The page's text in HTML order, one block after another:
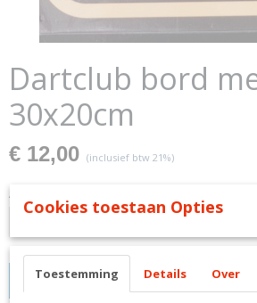
Dartclub bord
30x20cm
€ 12,00 (inclusief btw 21%)
Aantal
IN WINKELWAGEN
Cookies toestaan Opties
Toestemming Details Over